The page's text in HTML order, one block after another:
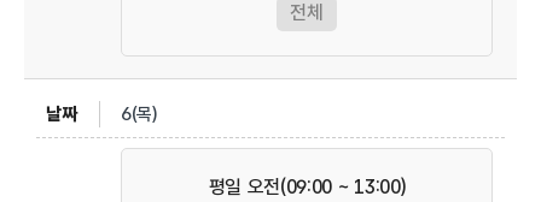
전체
6(목)
평일 오전(09:00 ~ 13:00)